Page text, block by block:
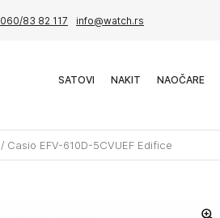
060/83 82 117 info@watch.rs
SATOVI NAKIT NAOČARE
/ Casio EFV-610D-5CVUEF Edifice